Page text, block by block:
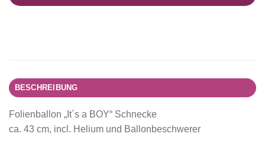
BESCHREIBUNG
Folienballon „It´s a BOY“ Schnecke
ca. 43 cm, incl. Helium und Ballonbeschwerer